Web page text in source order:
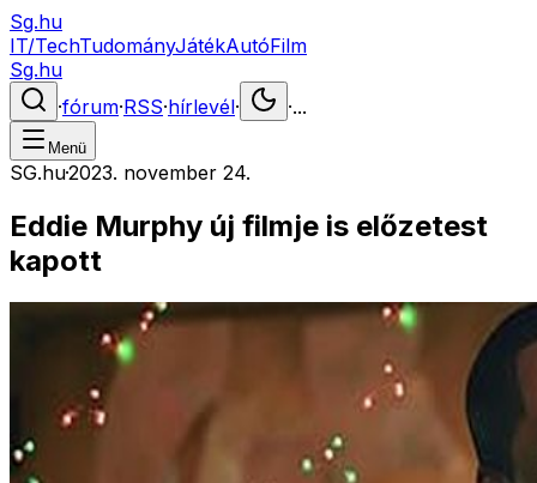
Sg.hu
IT/TechTudományJátékAutóFilm
Sg.hu
·fórum·RSS·hírlevél· ·...
Menü
SG.hu·2023. november 24.
Eddie Murphy új filmje is előzetest
kapott